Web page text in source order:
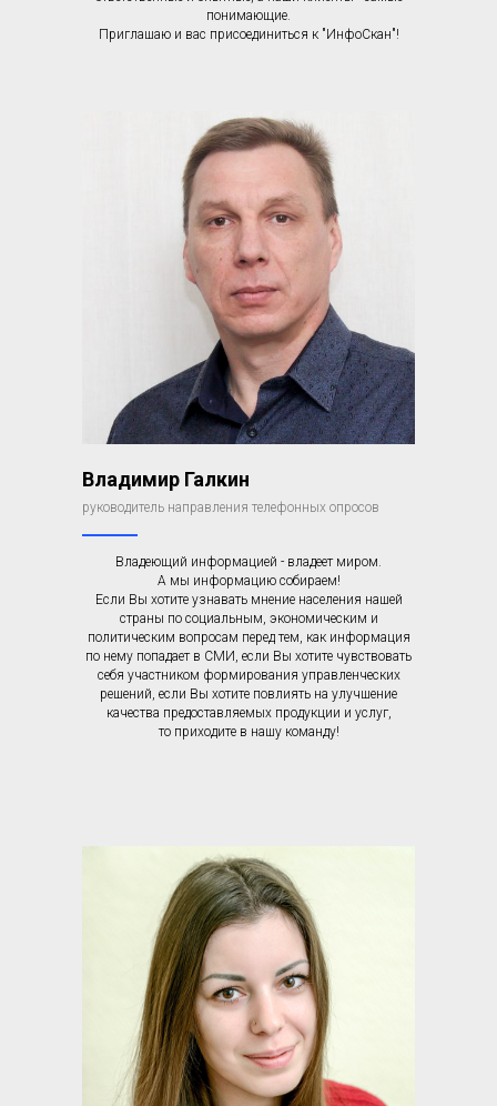
понимающие.
Приглашаю и вас присоединиться к "ИнфоСкан"!
Владимир Галкин
руководитель направления телефонных опросов
Владеющий информацией - владеет миром.
А мы информацию собираем!
Если Вы хотите узнавать мнение населения нашей
страны по социальным, экономическим и
политическим вопросам перед тем, как информация
по нему попадает в СМИ, если Вы хотите чувствовать
себя участником формирования управленческих
решений, если Вы хотите повлиять на улучшение
качества предоставляемых продукции и услуг,
то приходите в нашу команду!